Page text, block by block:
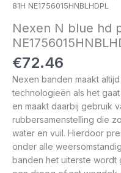
81H NE1756015HNBLHDPL
Nexen N blue hd
€72.46
Nexen banden maakt
technologieën als het
en maakt daarbij gebruik
rubbersamenstelling die
water en vuil. Hierdoor
onder alle
banden het uiterste wordt